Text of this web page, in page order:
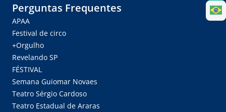
Perguntas Frequentes
APAA
Festival de circo
+Orgulho
Revelando SP
FÉSTIVAL
Semana Guiomar Novaes
Teatro Sérgio Cardoso
Teatro Estadual de Araras